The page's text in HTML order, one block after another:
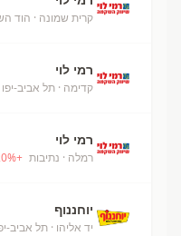
קרית שמונה · הוד
רמי לוי
קדימה · תל אביב-יפו
רמי לוי
רמלה · נתיבות +
%
יוחננוף
יד אליהו · תל אביב-